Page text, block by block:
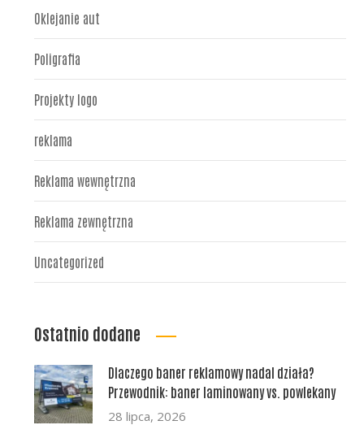
Oklejanie aut
Poligrafia
Projekty logo
reklama
Reklama wewnętrzna
Reklama zewnętrzna
Uncategorized
Ostatnio dodane
Dlaczego baner reklamowy nadal działa?
Przewodnik: baner laminowany vs. powlekany
28 lipca, 2026